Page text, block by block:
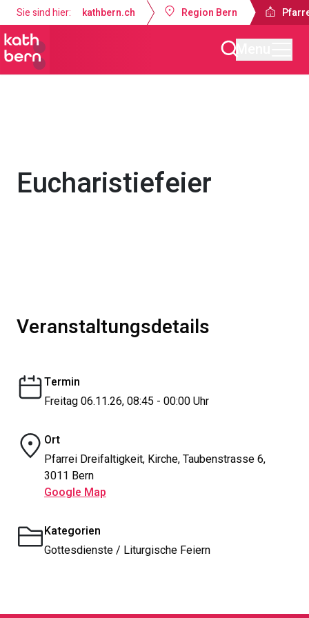
Sie sind hier: kathbern.ch Region Bern
Eucharistiefeier
Veranstaltungsdetails
Termin
Freitag 06.11.26, 08:45 - 00:00 Uhr
Ort
Pfarrei Dreifaltigkeit, Kirche, Taubenstrasse 6,
3011 Bern
Google Map
Kategorien
Gottesdienste / Liturgische Feiern